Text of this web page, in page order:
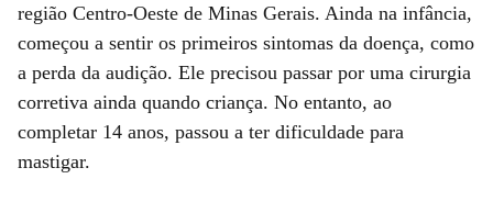
região Centro-Oeste de Minas Gerais. Ainda na infância,
começou a sentir os primeiros sintomas da doença, como
a perda da audição. Ele precisou passar por uma cirurgia
corretiva ainda quando criança. No entanto, ao
completar 14 anos, passou a ter dificuldade para
mastigar.